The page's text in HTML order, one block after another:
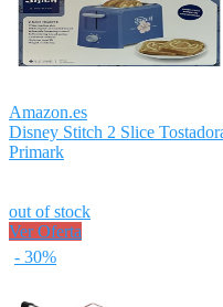
Amazon.es
Disney Stitch 2 Slice
Primark
out of stock
Ver Oferta
- 30%